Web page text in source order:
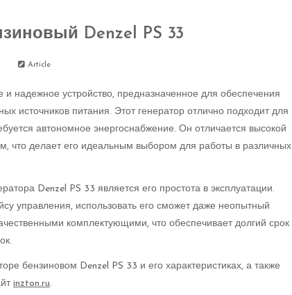
Denzel PS 33
Article
надежное устройство, предназначенное для обеспечения
источников питания. Этот генератор отлично подходит для
автономное энергоснабжение. Он отличается высокой
что делает его идеальным выбором для работы в различных
Denzel PS 33 является его простота в эксплуатации.
управления, использовать его сможет даже неопытный
комплектующими, что обеспечивает долгий срок
бензиновом Denzel PS 33 и его характеристиках, а также
inzton.ru.